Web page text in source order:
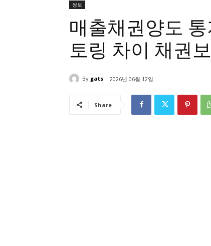
정보
매출채권양도
토링 차이 채권
By gats 2026년 06월 12일
Share